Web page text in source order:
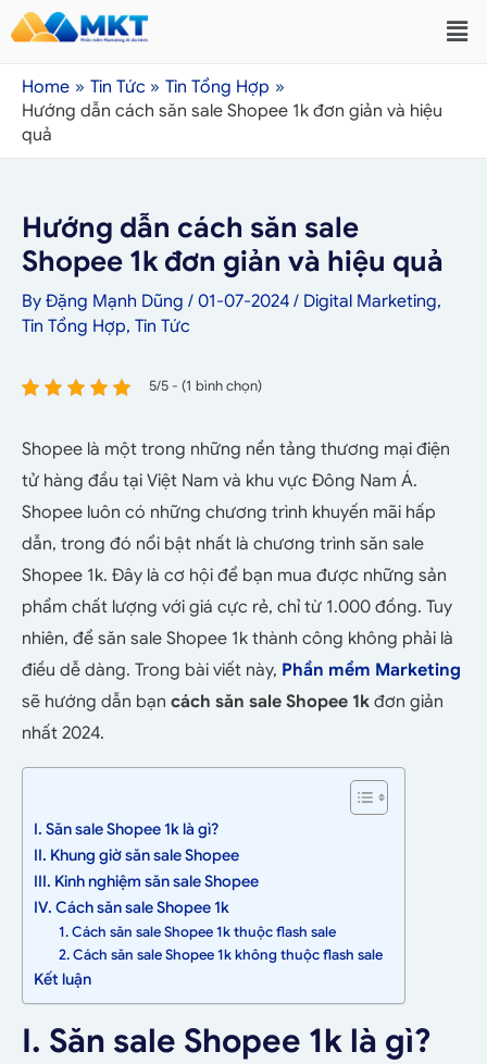
Home Tin Tức
Tin Tổng Hợp
Hướng dẫn cách săn sale Shopee 1k đơn giản và hiệu
quả
Hướng dẫn cách săn sale
Shopee 1k đơn giản và hiệu quả
By Đặng Mạnh Dũng / 01-07-2024 / Digital Marketing,
Tin Tổng Hợp, Tin Tức
5/5 - (1 bình chọn)
Shopee là một trong những nền tảng thương mại điện
tử hàng đầu tại Việt Nam và khu vực Đông Nam Á.
Shopee luôn có những chương trình khuyến mãi hấp
dẫn, trong đó nổi bật nhất là chương trình săn sale
Shopee 1k. Đây là cơ hội để bạn mua được những sản
phẩm chất lượng với giá cực rẻ, chỉ từ 1.000 đồng. Tuy
nhiên, để săn sale Shopee 1k thành công không phải là
điều dễ dàng. Trong bài viết này, Phần mềm Marketing
sẽ hướng dẫn bạn cách săn sale Shopee 1k đơn giản
nhất 2024.
I. Săn sale Shopee 1k là gì?
II. Khung giờ săn sale Shopee
III. Kinh nghiệm săn sale Shopee
IV. Cách săn sale Shopee 1k
1. Cách săn sale Shopee 1k thuộc flash sale
2. Cách săn sale Shopee 1k không thuộc flash sale
Kết luận
I. Săn sale Shopee 1k là gì?